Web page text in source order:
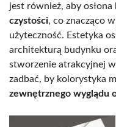
jest również, aby osłona
czystości, co znacząco
użyteczność. Estetyka
architekturą budynku
stworzenie atrakcyjnej
zadbać, by kolorystyka
zewnętrznego wyglądu